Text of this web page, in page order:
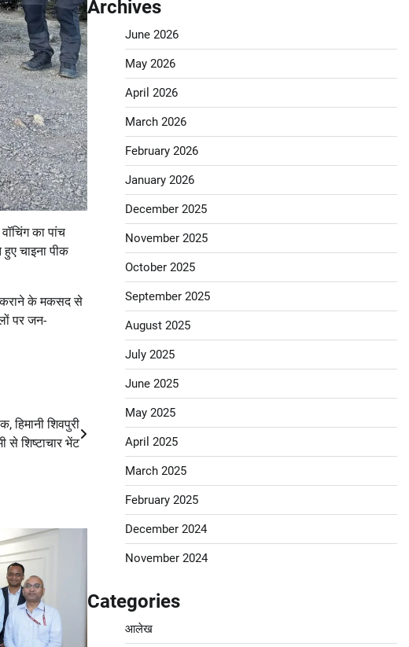
का पांच
चाइना पीक
कराने के मकसद से
पर जन-
हिमानी शिवपुरी
से शिष्टाचार भेंट
Archives
June 2026
May 2026
April 2026
March 2026
February 2026
January 2026
December 2025
November 2025
October 2025
September 2025
August 2025
July 2025
June 2025
May 2025
April 2025
March 2025
February 2025
December 2024
November 2024
Categories
आलेख